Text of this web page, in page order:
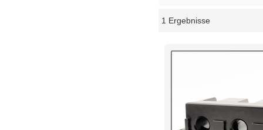
1 Ergebnisse